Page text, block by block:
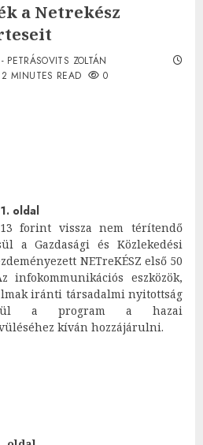
a Netrekész
PETRÁSOVITS ZOLTÁN
2 MINUTES READ 0
oldal
forint vissza nem térítendő
a Gazdasági és Közlekedési
NETreKÉSZ első 50
infokommunikációs eszközök,
iránti társadalmi nyitottság
a program a hazai
kíván hozzájárulni.